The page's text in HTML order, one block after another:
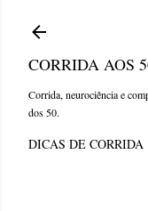
CORRIDA AOS
Corrida, neurociência e
dos 50.
DICAS DE CORRIDA